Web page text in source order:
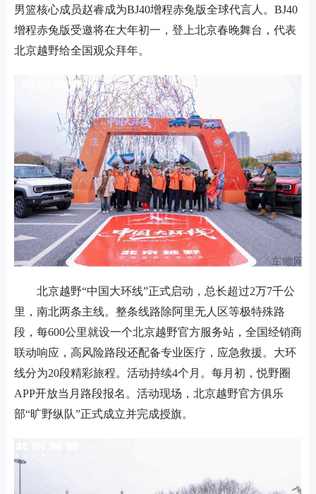
男篮核心成员赵睿成为BJ40增程赤兔版全球代言人。BJ40
增程赤兔版受邀将在大年初一，登上北京春晚舞台，代表
北京越野给全国观众拜年。
北京越野“中国大环线”正式启动，总长超过2万7千公
里，南北两条主线。整条线路除阿里无人区等极特殊路
段，每600公里就设一个北京越野官方服务站，全国经销商
联动响应，高风险路段还配备专业医疗，应急救援。大环
线分为20段精彩旅程。活动持续4个月。每月初，悦野圈
APP开放当月路段报名。活动现场，北京越野官方俱乐
部“旷野纵队”正式成立并完成授旗。